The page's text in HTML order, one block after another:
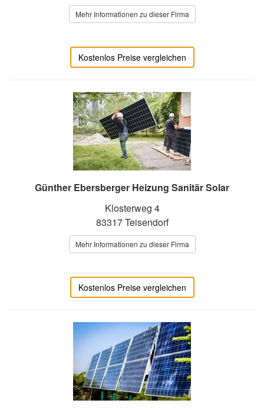
Mehr Informationen zu dieser Firma
Kostenlos Preise vergleichen
Günther Ebersberger Heizung Sanitär Solar
Klosterweg 4
83317 Teisendorf
Mehr Informationen zu dieser Firma
Kostenlos Preise vergleichen